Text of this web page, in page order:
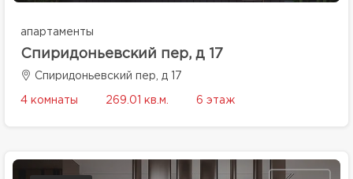
апартаменты
Спиридоньевский пер, д 17
Спиридоньевский пер, д 17
4 комнаты 269.01 кв.м. 6 этаж